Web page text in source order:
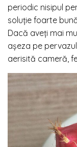
periodic nisipul
soluție foarte
Dacă aveți mai
așeza pe
aerisită cameră,